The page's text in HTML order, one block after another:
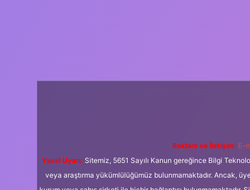
Reklam ve İletişim: E-
Yasal Uyarı: Sitemiz, 5651 Sayılı Kanun gereğince Bilgi
veya araştırma yükümlülüğümüz bulunmamaktadır. Ancak,